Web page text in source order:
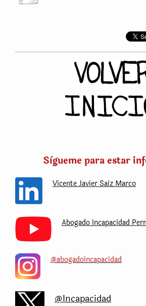
Sìgueme para estar
Vicente Javier Saiz Marco
Abogado Incapacidad
@abogadoincapacidad
@Incapacidad